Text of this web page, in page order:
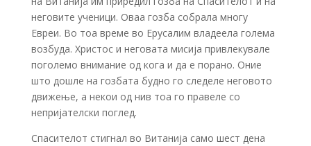
неговите ученици. Оваа гозба собрала многу
Евреи. Во тоа време во Ерусалим владеела голема
возбуда. Христос и неговата мисија привлекувале
поголемо внимание од кога и да е порано. Оние
што дошле на гозбата будно го следеле неговото
движење, а некои од нив тоа го правеле со
непријателски поглед.
Спасителот стигнал во Витанија само шест дена